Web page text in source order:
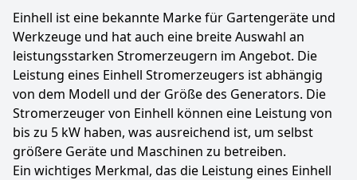
Einhell ist eine bekannte Marke für Gartengeräte und
Werkzeuge und hat auch eine breite Auswahl an
leistungsstarken Stromerzeugern im Angebot. Die
Leistung eines Einhell Stromerzeugers ist abhängig
von dem Modell und der Größe des Generators. Die
Stromerzeuger von Einhell können eine Leistung von
bis zu 5 kW haben, was ausreichend ist, um selbst
größere Geräte und Maschinen zu betreiben.
Ein wichtiges Merkmal, das die Leistung eines Einhell